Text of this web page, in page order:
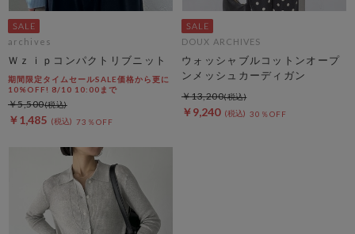
archives
Ｗｚｉｐコンパクトリブニット
期間限定タイムセールSALE価格から更に
10%OFF! 8/10 10:00まで
￥1,485 73％OFF
￥5,500
DOUX ARCHIVES
ウォッシャブルコットンオープ
ンメッシュカーディガン
￥9,240 30％OFF
￥13,200